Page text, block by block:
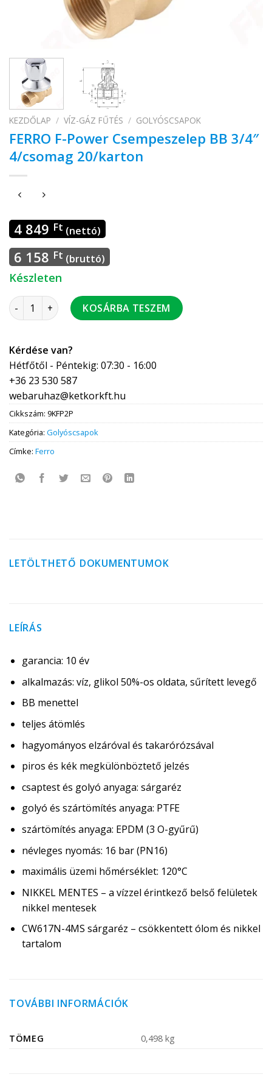
KEZDŐLAP / VÍZ-GÁZ FŰTÉS / GOLYÓSCSAPOK
FERRO F-Power Csempeszelep BB 3/4″
4/csomag 20/karton
4 849 Ft (nettó)
6 158 Ft (bruttó)
Készleten
FERRO F-Power Csempeszelep BB 3/4" 4/csomag 20/karton
KOSÁRBA TESZEM
Kérdése van?
Hétfőtől - Péntekig: 07:30 - 16:00
+36 23 530 587
webaruhaz@ketkorkft.hu
Cikkszám: 9KFP2P
Kategória: Golyóscsapok
Címke: Ferro
LETÖLTHETŐ DOKUMENTUMOK
LEÍRÁS
garancia: 10 év
alkalmazás: víz, glikol 50%-os oldata, sűrített levegő
BB menettel
teljes átömlés
hagyományos elzáróval és takarórózsával
piros és kék megkülönböztető jelzés
csaptest és golyó anyaga: sárgaréz
golyó és szártömítés anyaga: PTFE
szártömítés anyaga: EPDM (3 O-gyűrű)
névleges nyomás: 16 bar (PN16)
maximális üzemi hőmérséklet: 120°C
NIKKEL MENTES – a vízzel érintkező belső felületek
nikkel mentesek
CW617N-4MS sárgaréz – csökkentett ólom és nikkel
tartalom
TOVÁBBI INFORMÁCIÓK
TÖMEG 0,498 kg